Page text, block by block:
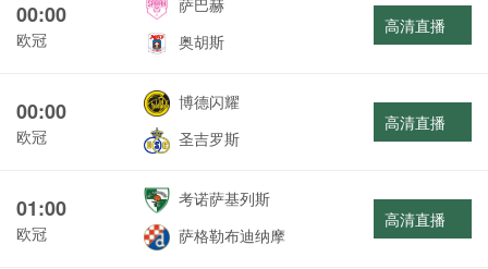
00:00
欧冠
萨巴赫
奥胡斯
高清直播
00:00
欧冠
博德闪耀
圣吉罗斯
高清直播
01:00
欧冠
考诺萨基列斯
萨格勒布迪纳摩
高清直播